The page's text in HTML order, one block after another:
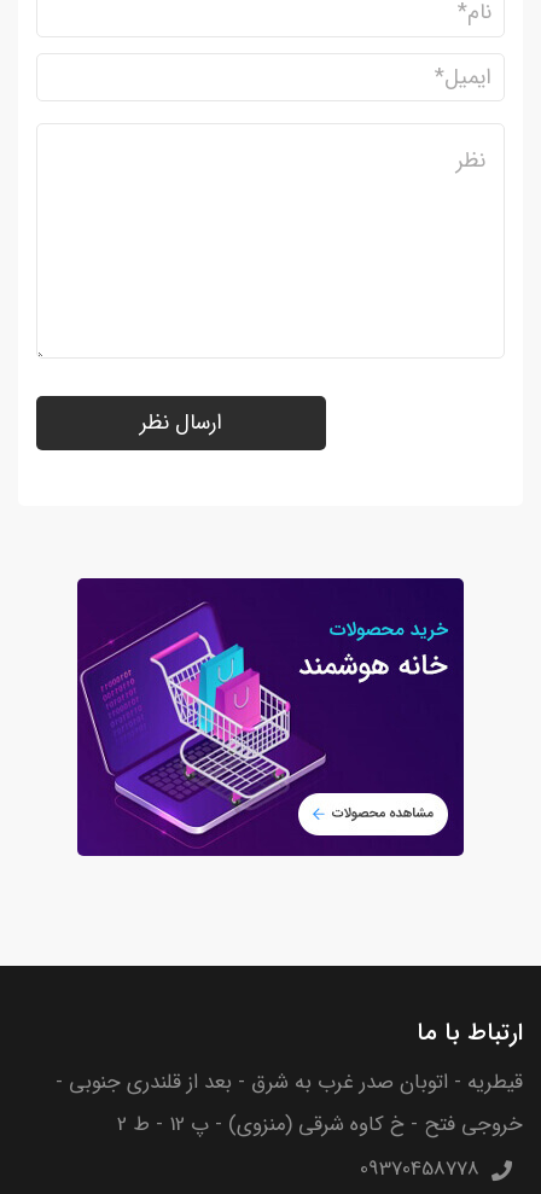
ارتباط با ما
قیطریه - اتوبان صدر غرب به شرق - بعد از قلندری جنوبی -
خروجی فتح - خ کاوه شرقی (منزوی) - پ 12 - ط 2
09370458778